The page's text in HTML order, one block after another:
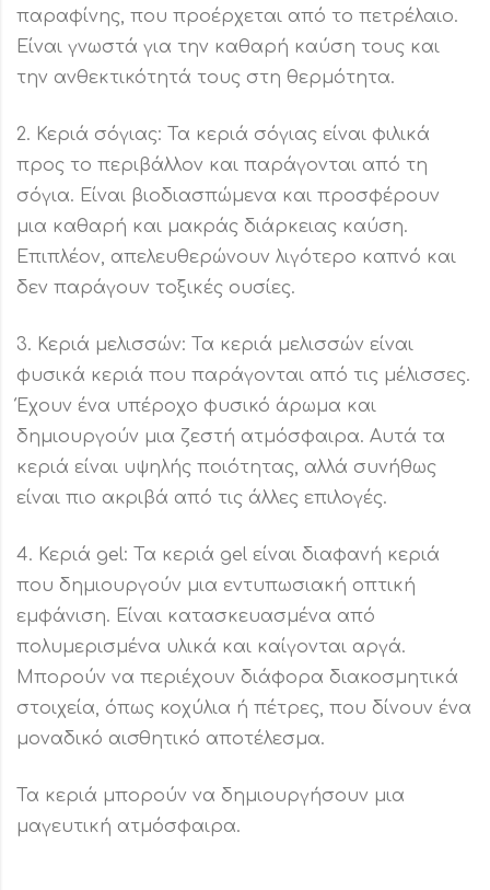
παραφίνης, που προέρχεται από το πετρέλαιο.
Είναι γνωστά για την καθαρή καύση τους και
την ανθεκτικότητά τους στη θερμότητα.
2. Κεριά σόγιας: Τα κεριά σόγιας είναι φιλικά
προς το περιβάλλον και παράγονται από τη
σόγια. Είναι βιοδιασπώμενα και προσφέρουν
μια καθαρή και μακράς διάρκειας καύση.
Επιπλέον, απελευθερώνουν λιγότερο καπνό και
δεν παράγουν τοξικές ουσίες.
3. Κεριά μελισσών: Τα κεριά μελισσών είναι
φυσικά κεριά που παράγονται από τις μέλισσες.
Έχουν ένα υπέροχο φυσικό άρωμα και
δημιουργούν μια ζεστή ατμόσφαιρα. Αυτά τα
κεριά είναι υψηλής ποιότητας, αλλά συνήθως
είναι πιο ακριβά από τις άλλες επιλογές.
4. Κεριά gel: Τα κεριά gel είναι διαφανή κεριά
που δημιουργούν μια εντυπωσιακή οπτική
εμφάνιση. Είναι κατασκευασμένα από
πολυμερισμένα υλικά και καίγονται αργά.
Μπορούν να περιέχουν διάφορα διακοσμητικά
στοιχεία, όπως κοχύλια ή πέτρες, που δίνουν ένα
μοναδικό αισθητικό αποτέλεσμα.
Τα κεριά μπορούν να δημιουργήσουν μια
μαγευτική ατμόσφαιρα.